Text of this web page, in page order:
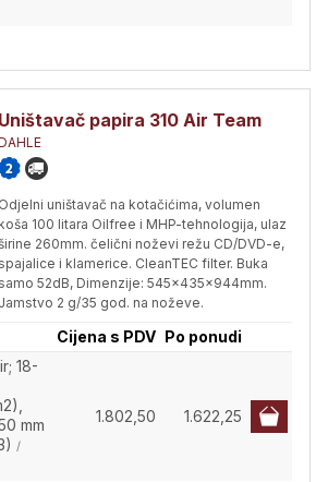
Uništavač papira 310 Air Team
Odjelni uništavač na kotačićima, volumen
koša 100 litara Oilfree i MHP-tehnologija, ulaz
260mm. čelični noževi režu CD/DVD-e,
spajalice i klamerice. CleanTEC filter. Buka
samo 52dB, Dimenzije: 545x435x944mm.
Jamstvo 2 g/35 god. na noževe.
Cijena s PDV Po ponudi
18-
mm
/
1.802,50 1.622,25